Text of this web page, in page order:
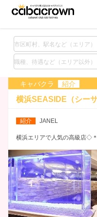
キャバクラ 紹介
横浜SEASIDE（シー
紹介 JANEL
横浜エリアで人気の高級店◇